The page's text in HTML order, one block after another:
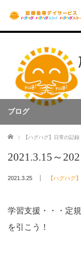
ブログ
ホーム 【ハグハグ】日常の記録
2021.3.15～
2021.3.25 【ハグハグ
学習支援・・・定
を引こう！